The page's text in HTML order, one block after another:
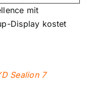
mit
Display kostet
Sealion 7